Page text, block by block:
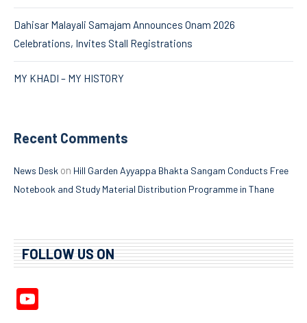
Dahisar Malayali Samajam Announces Onam 2026
Celebrations, Invites Stall Registrations
MY KHADI – MY HISTORY
Recent Comments
News Desk on Hill Garden Ayyappa Bhakta Sangam Conducts Free
Notebook and Study Material Distribution Programme in Thane
FOLLOW US ON